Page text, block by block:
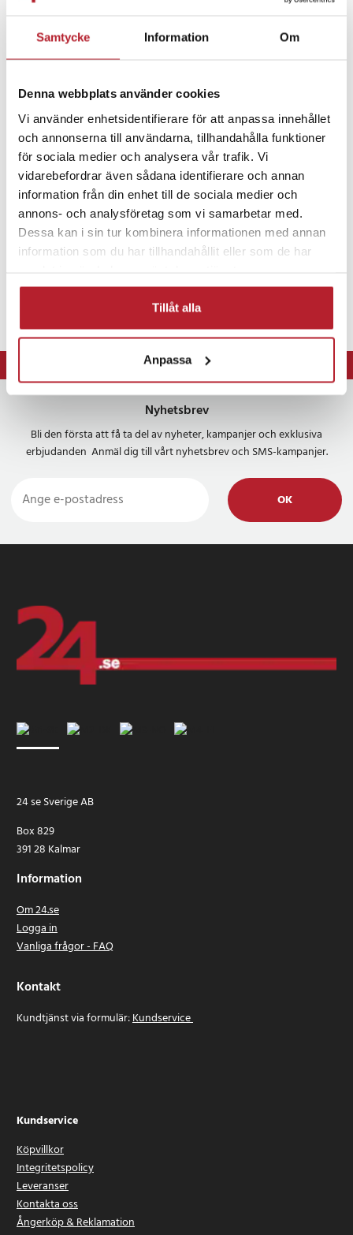
Samtycke Information Om
Denna webbplats använder cookies
Vi använder enhetsidentifierare för att anpassa innehållet
och annonserna till användarna, tillhandahålla funktioner
för sociala medier och analysera vår trafik. Vi
vidarebefordrar även sådana identifierare och annan
information från din enhet till de sociala medier och
annons- och analysföretag som vi samarbetar med.
Dessa kan i sin tur kombinera informationen med annan
information som du har tillhandahållit eller som de har
Tillåt alla
Anpassa
Dali SNLB-1061B
Dali HYLB-1061B
Batterier Batterier till larm & säkerhet
Batterier till värmekameror
⭐ 365 dagars öppet köp
Nyhetsbrev
Bli den första att få ta del av nyheter, kampanjer och exklusiva
erbjudanden Anmäl dig till vårt nyhetsbrev och SMS-kampanjer.
OK
24 se Sverige AB
Box 829
391 28 Kalmar
Information
Om 24.se
Logga in
Vanliga frågor - FAQ
Kontakt
Kundtjänst via formulär:Kundservice
Kundservice
Köpvillkor
Integritetspolicy
Leveranser
Kontakta oss
Ångerköp & Reklamation